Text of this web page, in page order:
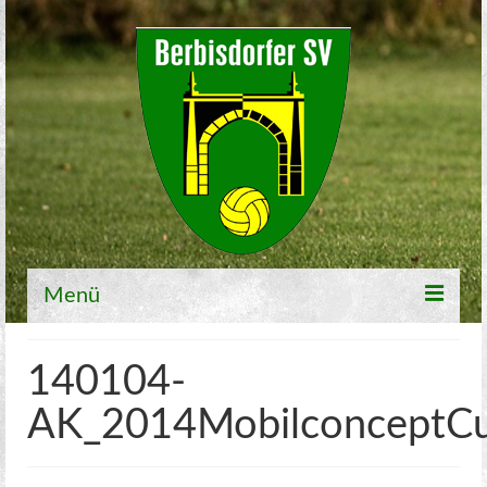
Menü
Fußball
1. Mannschaft
140104-